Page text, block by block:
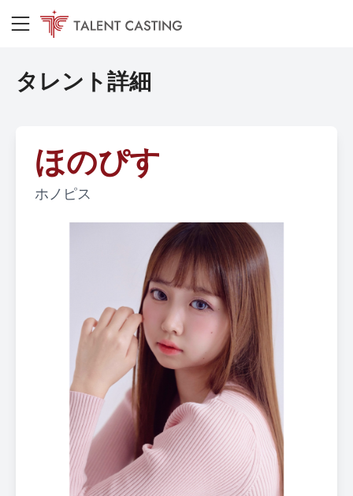
タレント詳細
ほのぴす
ホノピス